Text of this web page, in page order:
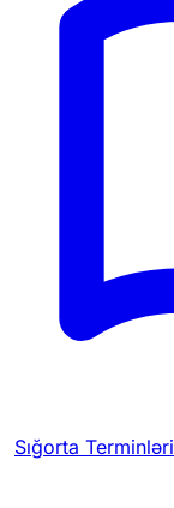
Sığorta Terminləri